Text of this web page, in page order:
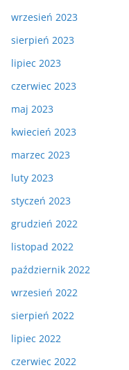
wrzesień 2023
sierpień 2023
lipiec 2023
czerwiec 2023
maj 2023
kwiecień 2023
marzec 2023
luty 2023
styczeń 2023
grudzień 2022
listopad 2022
październik 2022
wrzesień 2022
sierpień 2022
lipiec 2022
czerwiec 2022